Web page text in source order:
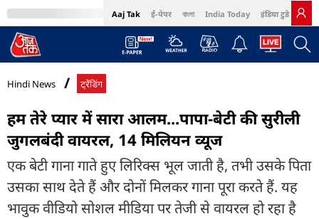
Aaj Tak ई-पेपर বাংলা India Today इंडिया टुडे हिंदी
MumbaiTak Cosmopolitan Harper's Bazaar Northeast
Hindi News ट्रेंडिंग
हम तेरे प्यार में सारा आलम...पापा-बेटी की सुरीली
जुगलबंदी वायरल, 14 मिलियन व्यूज
एक बेटी गाना गाते हुए लिरिक्स भूल जाती है, तभी उसके पिता
उसका साथ देते हैं और दोनों मिलकर गाना पूरा करते हैं. यह
भावुक वीडियो सोशल मीडिया पर तेजी से वायरल हो रहा है